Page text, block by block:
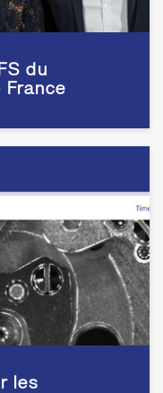
du
France
les